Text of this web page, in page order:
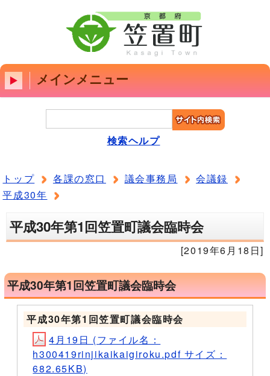
メインメニュー
検索ヘルプ
トップ 各課の窓口 議会事務局
会議録
平成30年
平成30年第1回笠置町議会臨時会
[2019年6月18日]
平成30年第1回笠置町議会臨時会
平成30年第1回笠置町議会臨時会
4月19日 (ファイル名：
h300419rinjikaikaigiroku.pdf サイズ：
682.65KB)